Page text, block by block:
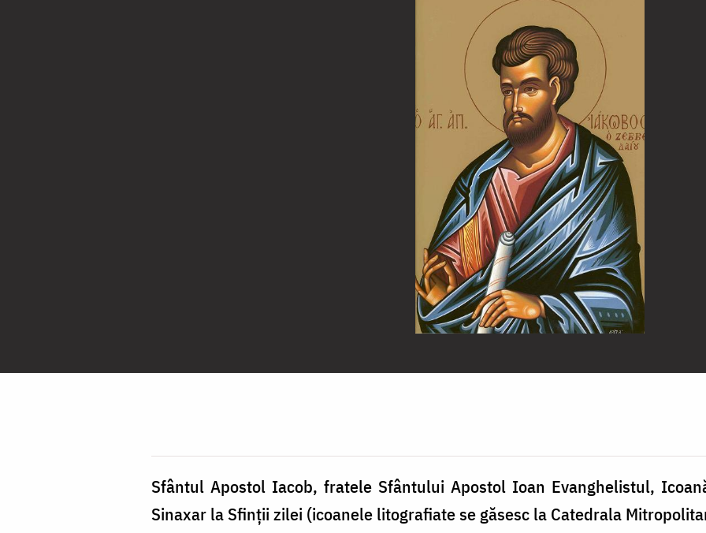
Apostol
Sfântul Apostol Iacob, fratele Sfântului Apostol Ioan Evanghelistul,
Sinaxar la Sfinții zilei (icoanele litografiate se găsesc la Catedrala